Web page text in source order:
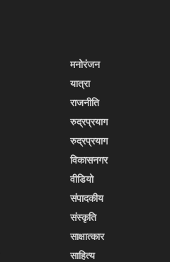
मनोरंजन
यात्रा
राजनीति
रुद्रप्रयाग
रुद्रप्रयाग
विकासनगर
वीडियो
संपादकीय
संस्कृति
साक्षात्कार
साहित्य